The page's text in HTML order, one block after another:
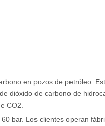
en pozos de petróleo.
dióxido de carbono de
CO2.
bar. Los clientes operan